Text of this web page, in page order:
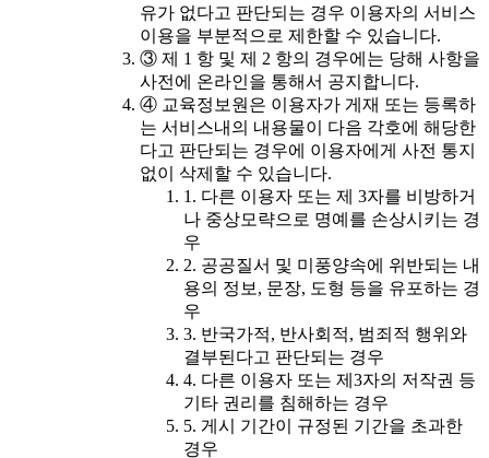
유가 없다고 판단되는 경우 이용자의 서비스
이용을 부분적으로 제한할 수 있습니다.
③ 제 1 항 및 제 2 항의 경우에는 당해 사항을
사전에 온라인을 통해서 공지합니다.
④ 교육정보원은 이용자가 게재 또는 등록하
는 서비스내의 내용물이 다음 각호에 해당한
다고 판단되는 경우에 이용자에게 사전 통지
없이 삭제할 수 있습니다.
1. 다른 이용자 또는 제 3자를 비방하거
나 중상모략으로 명예를 손상시키는 경
우
2. 공공질서 및 미풍양속에 위반되는 내
용의 정보, 문장, 도형 등을 유포하는 경
우
3. 반국가적, 반사회적, 범죄적 행위와
결부된다고 판단되는 경우
4. 다른 이용자 또는 제3자의 저작권 등
기타 권리를 침해하는 경우
5. 게시 기간이 규정된 기간을 초과한
경우